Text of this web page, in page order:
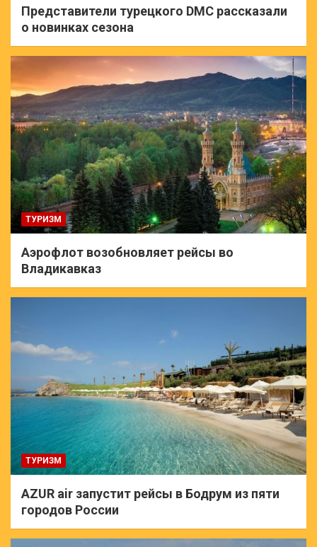
Представители турецкого DMC рассказали
о новинках сезона
ТУРИЗМ
Аэрофлот возобновляет рейсы во
Владикавказ
ТУРИЗМ
AZUR air запустит рейсы в Бодрум из пяти
городов России